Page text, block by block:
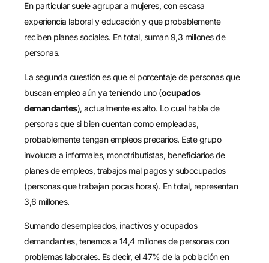
En particular suele agrupar a mujeres, con escasa
experiencia laboral y educación y que probablemente
reciben planes sociales. En total, suman 9,3 millones de
personas.
La segunda cuestión es que el porcentaje de personas que
buscan empleo aún ya teniendo uno (ocupados
demandantes), actualmente es alto. Lo cual habla de
personas que si bien cuentan como empleadas,
probablemente tengan empleos precarios. Este grupo
involucra a informales, monotributistas, beneficiarios de
planes de empleos, trabajos mal pagos y subocupados
(personas que trabajan pocas horas). En total, representan
3,6 millones.
Sumando desempleados, inactivos y ocupados
demandantes, tenemos a 14,4 millones de personas con
problemas laborales. Es decir, el 47% de la población en